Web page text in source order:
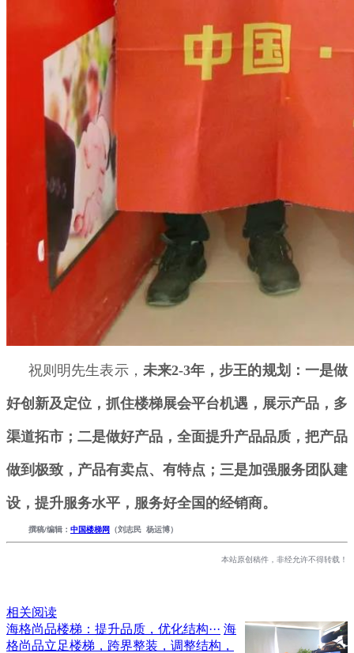
祝则明先生表示， 未来2-3年，步王的规划：一是做
好创新及定位，抓住楼梯展会平台机遇，展示产品，多
渠道拓市；二是做好产品，全面提升产品品质，把产品
做到极致，产品有卖点、有特点；三是加强服务团队建
设，提升服务水平，服务好全国的经销商。
撰稿/编辑： 中国楼梯网 （刘志民 杨运博）
本站原创稿件，非经允许不得转载！
相关阅读
海格尚品楼梯：提升品质，优化结构··· 海
格尚品立足楼梯，跨界整装，调整结构，